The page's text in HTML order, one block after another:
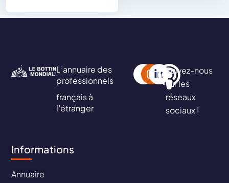
L’annuaire des
professionnels
français à
l’étranger
Suivez-nous
sur les
réseaux
sociaux !
Informations
Annuaire